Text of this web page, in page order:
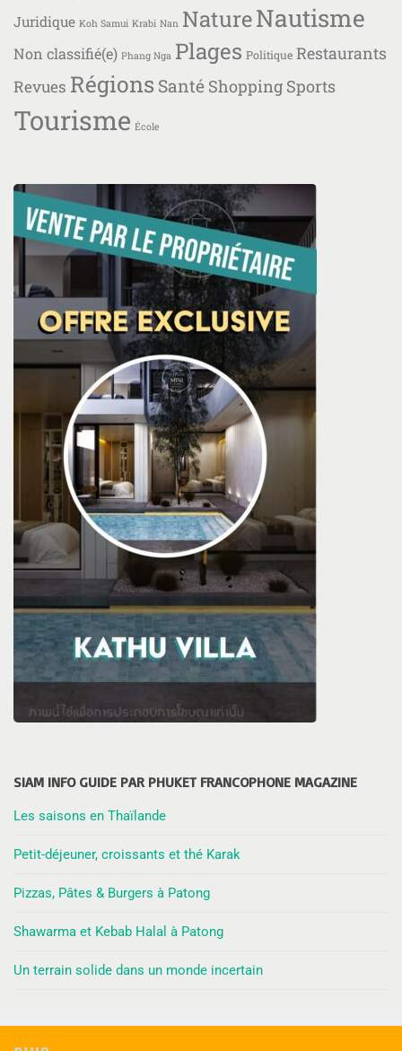
Juridique Koh Samui Krabi Nan NatureNautisme
Non classifié(e) Phang Nga Plages Politique Restaurants
Revues Régions Santé Shopping Sports
Tourisme École
SIAM INFO GUIDE PAR PHUKET FRANCOPHONE MAGAZINE
Les saisons en Thaïlande
Petit-déjeuner, croissants et thé Karak
Pizzas, Pâtes & Burgers à Patong
Shawarma et Kebab Halal à Patong
Un terrain solide dans un monde incertain